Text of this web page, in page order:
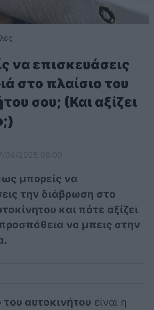
να επισκευάσεις
στο πλαίσιο του
σου; (Και αξίζει
μπορείς να
την διάβρωση στο
και πότε αξίζει
να μπεις στην
του αυτοκινήτου είναι η